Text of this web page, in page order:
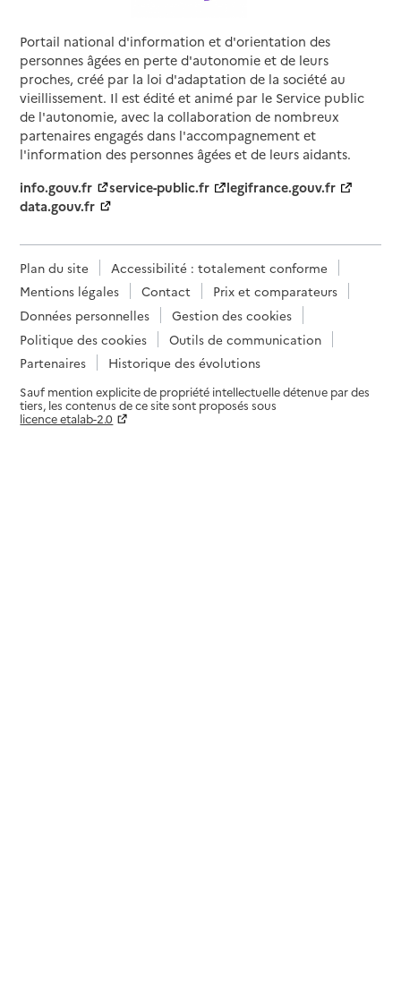
Portail national d'information et d'orientation des
personnes âgées en perte d'autonomie et de leurs
proches, créé par la loi d'adaptation de la société au
vieillissement. Il est édité et animé par le Service public
de l'autonomie, avec la collaboration de nombreux
partenaires engagés dans l'accompagnement et
l'information des personnes âgées et de leurs aidants.
info.gouv.fr
service-public.fr
legifrance.gouv.fr
data.gouv.fr
Plan du site
Accessibilité : totalement conforme
Mentions légales
Contact
Prix et comparateurs
Données personnelles
Gestion des cookies
Politique des cookies
Outils de communication
Partenaires
Historique des évolutions
Sauf mention explicite de propriété intellectuelle détenue par des
tiers, les contenus de ce site sont proposés sous
licence etalab-2.0